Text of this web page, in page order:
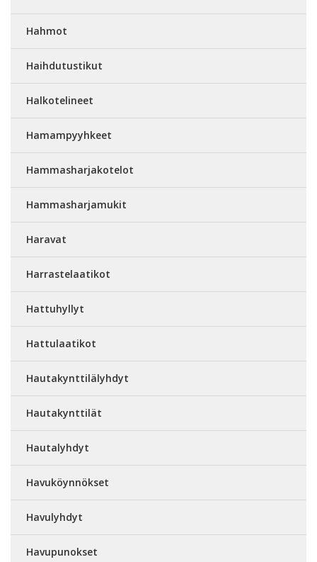
Hahmot
Haihdutustikut
Halkotelineet
Hamampyyhkeet
Hammasharjakotelot
Hammasharjamukit
Haravat
Harrastelaatikot
Hattuhyllyt
Hattulaatikot
Hautakynttilälyhdyt
Hautakynttilät
Hautalyhdyt
Havuköynnökset
Havulyhdyt
Havupunokset